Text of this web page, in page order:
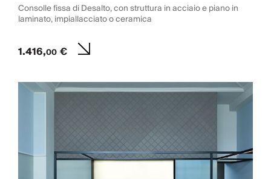
Consolle fissa di Desalto, con struttura in acciaio e piano in
laminato, impiallacciato o ceramica
1.416,00€